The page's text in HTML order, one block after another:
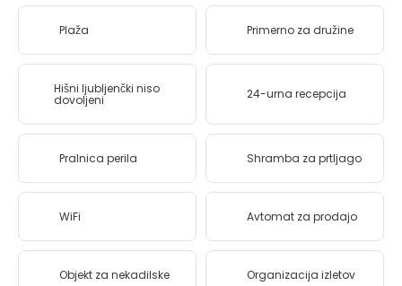
Plaža Primerno za družine
Hišni ljubljenčki niso
dovoljeni 24-urna recepcija
Pralnica perila Shramba za prtljago
WiFi Avtomat za prodajo
Objekt za nekadilske Organizacija izletov